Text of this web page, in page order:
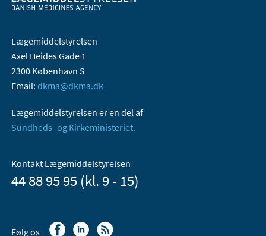
Lægemiddelstyrelsen
Axel Heides Gade 1
2300 København S
Email: dkma@dkma.dk
Lægemiddelstyrelsen er en del af
Sundheds- og Kirkeministeriet.
Kontakt Lægemiddelstyrelsen
44 88 95 95 (kl. 9 - 15)
Følg os